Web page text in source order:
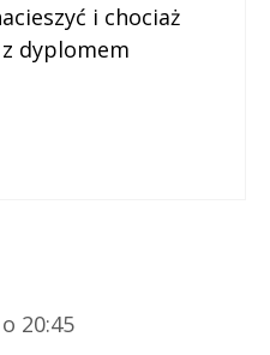
i chociaż
dyplomem
20:45